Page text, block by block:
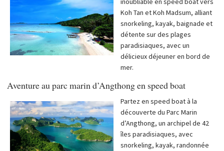
Koh Tan et Koh Madsum, alliant
snorkeling, kayak, baignade et
détente sur des plages
paradisiaques, avec un
délicieux déjeuner en bord de
mer.
Aventure au parc marin d’Angthong en speed boat
Partez en speed boat à la
découverte du Parc Marin
d’Angthong, un archipel de 42
îles paradisiaques, avec
snorkeling, kayak, randonnée